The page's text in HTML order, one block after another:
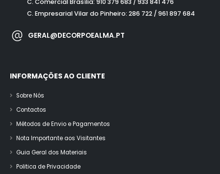
C. Empresarial Vilar do Pinheiro: 286 722 / 961 897 684
GERAL@DECORPOEALMA.PT
INFORMAÇÕES AO CLIENTE
Sobre Nós
Contactos
Métodos de Envio e Pagamentos
Nota Importante aos Visitantes
Guia Geral dos Materiais
Politica de Privacidade